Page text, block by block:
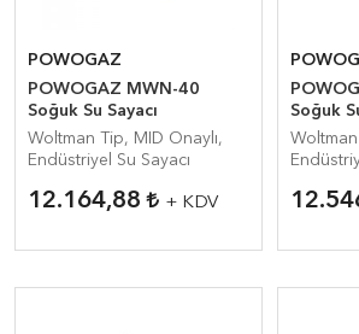
POWOGAZ
POWOGAZ MWN-40
Soğuk Su Sayacı
Woltman Tip, MID Onaylı,
Endüstriyel Su Sayacı
12.164,88 + KDV
Soğuk